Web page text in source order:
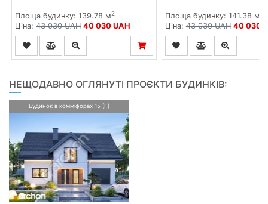
Площа будинку: 139.78 м2
Ціна: 43 030 UAH 40 030 UAH
Площа будинку: 141.38 м
Ціна:43 030 UAH 40 030
НЕЩОДАВНО ОГЛЯНУТІ ПРОЄКТИ БУДИНКІВ:
Будинок в комміфорах 15 (Г)